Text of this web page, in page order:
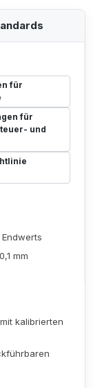
für
für
und
mm
kalibrierten